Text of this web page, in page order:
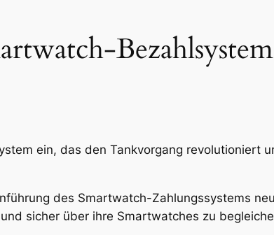
ein, das den Tankvorgang revolutioniert
des Smartwatch-Zahlungssystems
sicher über ihre Smartwatches zu